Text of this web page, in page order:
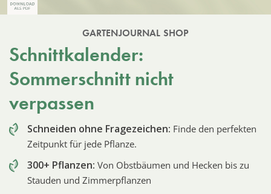
GARTENJOURNAL SHOP
Schnittkalender:
Sommerschnitt nicht
verpassen
Schneiden ohne Fragezeichen: Finde den perfekten
Zeitpunkt für jede Pflanze.
300+ Pflanzen: Von Obstbäumen und Hecken bis zu
Stauden und Zimmerpflanzen